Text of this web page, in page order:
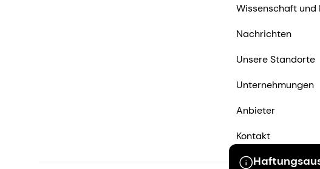
Wissenschaft und
Nachrichten
Unsere Standorte
Unternehmungen
Anbieter
Kontakt